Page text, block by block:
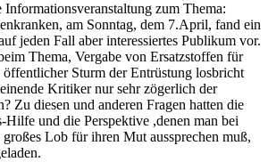
Informationsveranstaltung zum Thema:
am Sonntag, dem 7.April, fand ein
jeden Fall aber interessiertes Publikum vor.
Thema, Vergabe von Ersatzstoffen für
Sturm der Entrüstung losbricht
Kritiker nur sehr zögerlich der
Zu diesen und anderen Fragen hatten die
Hilfe und die Perspektive ,denen man bei
Lob für ihren Mut aussprechen muß,